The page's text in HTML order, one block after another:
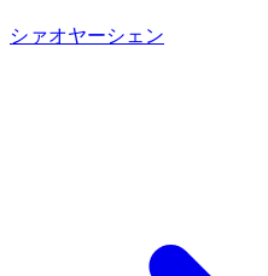
シァオヤーシェン